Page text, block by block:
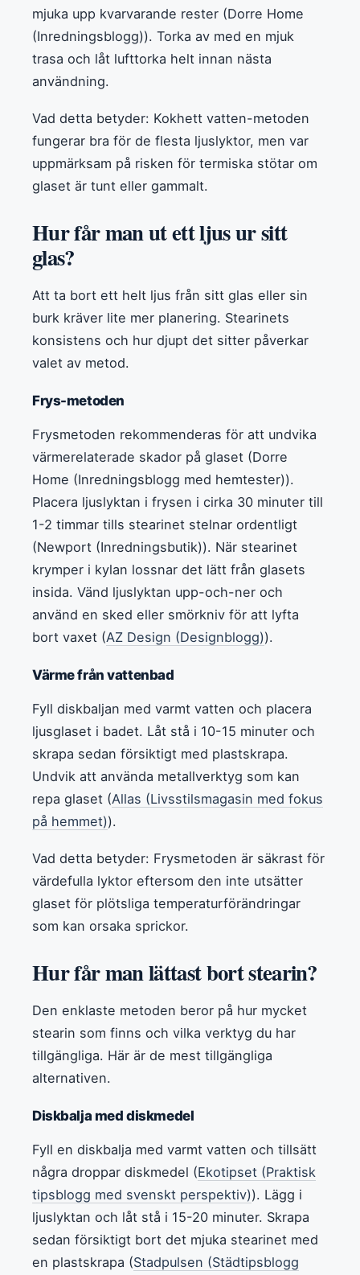
mjuka upp kvarvarande rester (Dorre Home
(Inredningsblogg)). Torka av med en mjuk
trasa och låt lufttorka helt innan nästa
användning.
Vad detta betyder: Kokhett vatten-metoden
fungerar bra för de flesta ljuslyktor, men var
uppmärksam på risken för termiska stötar om
glaset är tunt eller gammalt.
Hur får man ut ett ljus ur sitt
glas?
Att ta bort ett helt ljus från sitt glas eller sin
burk kräver lite mer planering. Stearinets
konsistens och hur djupt det sitter påverkar
valet av metod.
Frys-metoden
Frysmetoden rekommenderas för att undvika
värmerelaterade skador på glaset (Dorre
Home (Inredningsblogg med hemtester)).
Placera ljuslyktan i frysen i cirka 30 minuter till
1-2 timmar tills stearinet stelnar ordentligt
(Newport (Inredningsbutik)). När stearinet
krymper i kylan lossnar det lätt från glasets
insida. Vänd ljuslyktan upp-och-ner och
använd en sked eller smörkniv för att lyfta
bort vaxet (AZ Design (Designblogg)).
Värme från vattenbad
Fyll diskbaljan med varmt vatten och placera
ljusglaset i badet. Låt stå i 10-15 minuter och
skrapa sedan försiktigt med plastskrapa.
Undvik att använda metallverktyg som kan
repa glaset (Allas (Livsstilsmagasin med fokus
på hemmet)).
Vad detta betyder: Frysmetoden är säkrast för
värdefulla lyktor eftersom den inte utsätter
glaset för plötsliga temperaturförändringar
som kan orsaka sprickor.
Hur får man lättast bort stearin?
Den enklaste metoden beror på hur mycket
stearin som finns och vilka verktyg du har
tillgängliga. Här är de mest tillgängliga
alternativen.
Diskbalja med diskmedel
Fyll en diskbalja med varmt vatten och tillsätt
några droppar diskmedel (Ekotipset (Praktisk
tipsblogg med svenskt perspektiv)). Lägg i
ljuslyktan och låt stå i 15-20 minuter. Skrapa
sedan försiktigt bort det mjuka stearinet med
en plastskrapa (Stadpulsen (Städtipsblogg